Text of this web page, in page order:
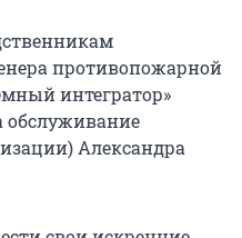
противопожарной
интегратор»
обслуживание
Александра